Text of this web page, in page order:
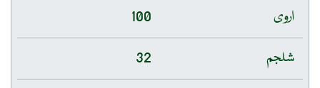
اروی
100
شلجم
32